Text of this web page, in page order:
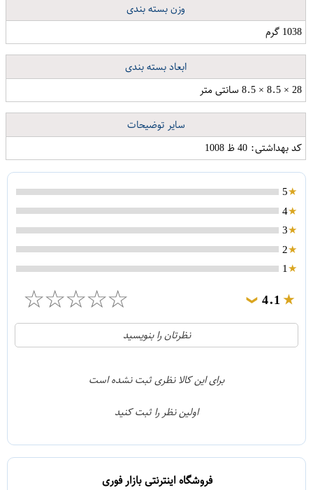
وزن بسته بندی
1038 گرم
ابعاد بسته بندی
28 × 8.5 × 8.5 سانتی متر
سایر توضیحات
کد بهداشتی: 40 ظ 1008
5
4
3
2
1
4.1
❯
☆
☆
☆
☆
☆
21
1
نظرتان را بنویسید
برای این کالا نظری ثبت نشده است
اولین نظر را ثبت کنید
فروشگاه اینترنتی بازار فوری